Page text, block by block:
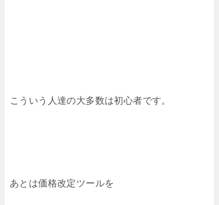
こういう人達の大多数は初心者です。
あとは価格改定ツールを